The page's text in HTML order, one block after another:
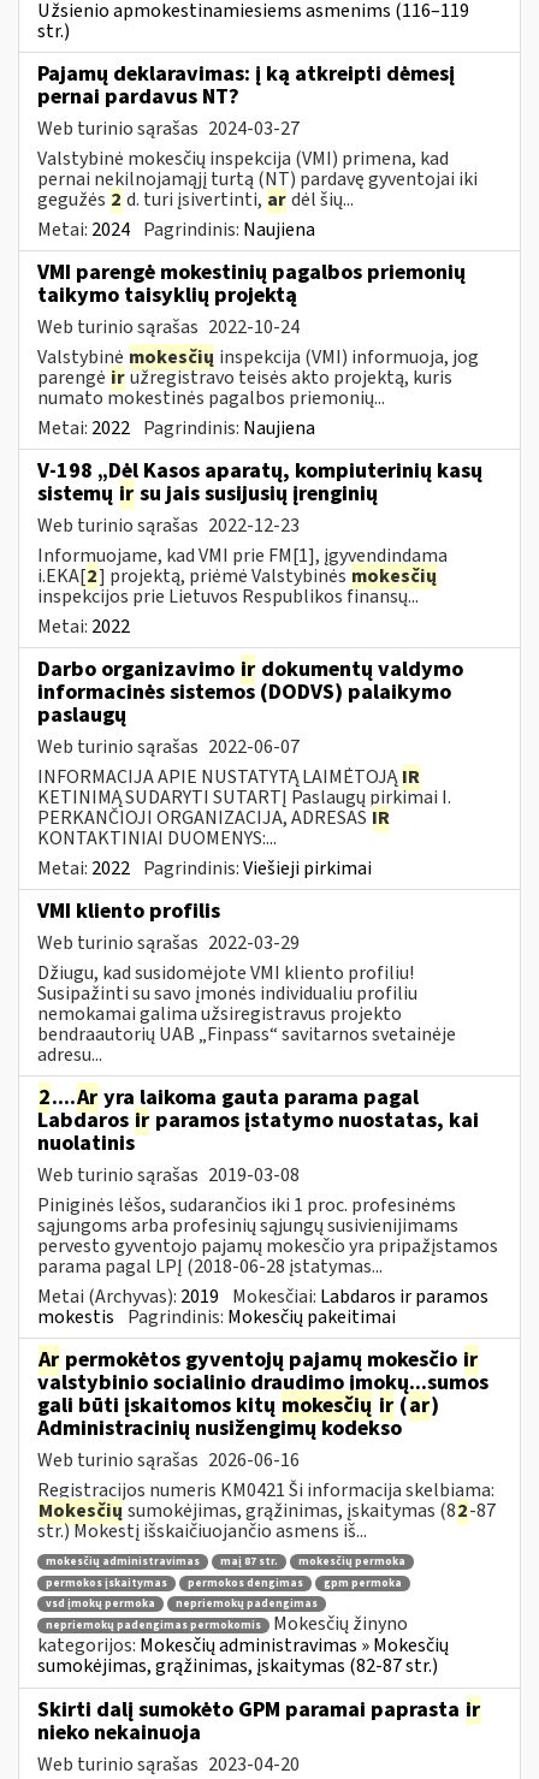
Užsienio apmokestinamiesiems asmenims (116–119
str.)
Pajamų deklaravimas: į ką atkreipti dėmesį
pernai pardavus NT?
Web turinio sąrašas 2024-03-27
Valstybinė mokesčių inspekcija (VMI) primena, kad
pernai nekilnojamąjį turtą (NT) pardavę gyventojai iki
gegužės 2 d. turi įsivertinti, ardėl šių...
Metai: 2024 Pagrindinis: Naujiena
VMI parengė mokestinių pagalbos priemonių
taikymo taisyklių projektą
Web turinio sąrašas 2022-10-24
Valstybinė mokesčių inspekcija (VMI) informuoja, jog
parengė iružregistravo teisės akto projektą, kuris
numato mokestinės pagalbos priemonių...
Metai: 2022 Pagrindinis: Naujiena
V-198 „Dėl Kasos aparatų, kompiuterinių kasų
sistemų ir su jais susijusių įrenginių
Web turinio sąrašas 2022-12-23
Informuojame, kad VMI prie FM[1], įgyvendindama
i.EKA[2] projektą, priėmė Valstybinės mokesčių
inspekcijos prie Lietuvos Respublikos finansų...
Metai: 2022
Darbo organizavimo ir dokumentų valdymo
informacinės sistemos (DODVS) palaikymo
paslaugų
Web turinio sąrašas 2022-06-07
INFORMACIJA APIE NUSTATYTĄ LAIMĖTOJĄIR
KETINIMĄ SUDARYTI SUTARTĮ Paslaugų pirkimai I.
PERKANČIOJI ORGANIZACIJA, ADRESAS IR
KONTAKTINIAI DUOMENYS:...
Metai: 2022 Pagrindinis:Viešieji pirkimai
VMI kliento profilis
Web turinio sąrašas 2022-03-29
Džiugu, kad susidomėjote VMI kliento profiliu!
Susipažinti su savo įmonės individualiu profiliu
nemokamai galima užsiregistravus projekto
bendraautorių UAB „Finpass“ savitarnos svetainėje
adresu...
2....Ar yra laikoma gauta parama pagal
Labdaros ir paramos įstatymo nuostatas, kai
nuolatinis
Web turinio sąrašas 2019-03-08
Piniginės lėšos, sudarančios iki 1 proc. profesinėms
sąjungoms arba profesinių sąjungų susivienijimams
pervesto gyventojo pajamų mokesčio yra pripažįstamos
parama pagal LPĮ (2018-06-28 įstatymas...
Metai (Archyvas): 2019 Mokesčiai: Labdaros ir paramos
mokestis Pagrindinis: Mokesčių pakeitimai
Ar permokėtos gyventojų pajamų mokesčio ir
valstybinio socialinio draudimo įmokų...sumos
gali būti įskaitomos kitų mokesčių ir (ar)
Administracinių nusižengimų kodekso
Web turinio sąrašas 2026-06-16
Registracijos numeris KM0421 Ši informacija skelbiama:
Mokesčių sumokėjimas, grąžinimas, įskaitymas (82-87
str.) Mokestį išskaičiuojančio asmens iš...
mokesčių administravimas maį 87 str.
mokesčių permoka
permokos įskaitymas
permokos dengimas
gpm permoka
vsd įmokų permoka
nepriemokų padengimas
nepriemokų padengimas permokomis
Mokesčių žinyno
kategorijos: Mokesčių administravimas » Mokesčių
sumokėjimas, grąžinimas, įskaitymas (82-87 str.)
Skirti dalį sumokėto GPM paramai paprasta ir
nieko nekainuoja
Web turinio sąrašas 2023-04-20